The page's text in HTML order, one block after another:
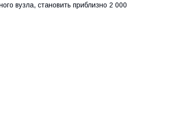
вузла, становить приблизно 2 000